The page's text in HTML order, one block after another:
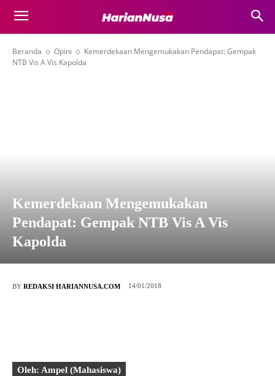
Beranda Opini
Kemerdekaan Mengemukakan Pendapat: Gempak
NTB Vis A Vis Kapolda
Kemerdekaan Mengemukakan
Pendapat: Gempak NTB Vis A Vis
Kapolda
BY REDAKSI HARIANNUSA.COM 14/01/2018
Oleh: Ampel (Mahasiswa)